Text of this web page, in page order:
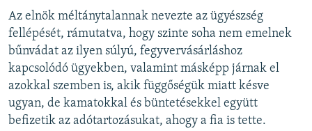
Az elnök méltánytalannak nevezte az ügyészség
fellépését, rámutatva, hogy szinte soha nem emelnek
bűnvádat az ilyen súlyú, fegyvervásárláshoz
kapcsolódó ügyekben, valamint másképp járnak el
azokkal szemben is, akik függőségük miatt késve
ugyan, de kamatokkal és büntetésekkel együtt
befizetik az adótartozásukat, ahogy a fia is tette.